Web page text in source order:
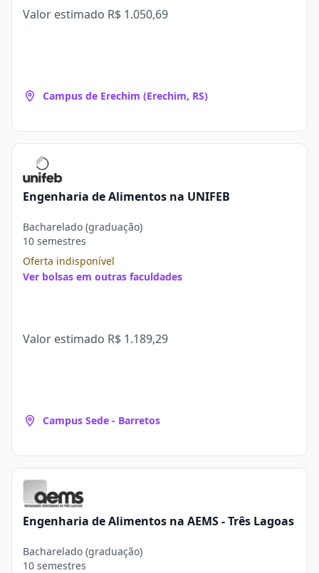
Valor estimado R$ 1.050,69
Campus de Erechim (Erechim, RS)
Engenharia de Alimentos na UNIFEB
Bacharelado (graduação)
10 semestres
Oferta indisponível
Ver bolsas em outras faculdades
Valor estimado R$ 1.189,29
Campus Sede - Barretos
Engenharia de Alimentos na AEMS - Três Lagoas
Bacharelado (graduação)
10 semestres